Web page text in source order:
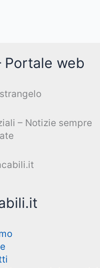
Portale web
– Notizie sempre